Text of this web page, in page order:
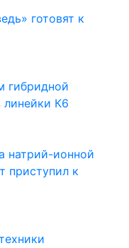
готовят к
гибридной
линейки К6
натрий-ионной
приступил к